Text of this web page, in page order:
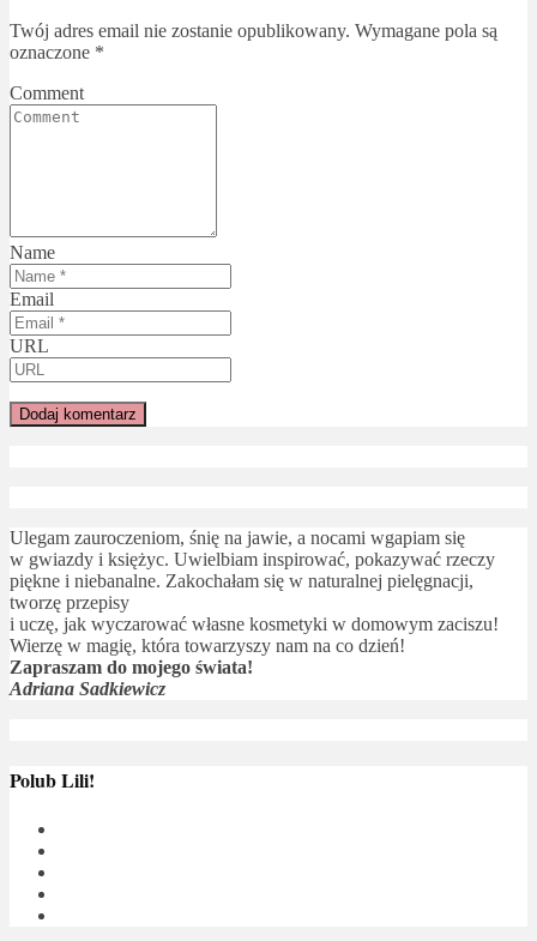
Twój adres email nie zostanie opublikowany. Wymagane pola są
oznaczone *
Comment
Name
Email
URL
Ulegam zauroczeniom, śnię na jawie, a nocami wgapiam się
w gwiazdy i księżyc. Uwielbiam inspirować, pokazywać rzeczy
piękne i niebanalne. Zakochałam się w naturalnej pielęgnacji,
tworzę przepisy
i uczę, jak wyczarować własne kosmetyki w domowym zaciszu!
Wierzę w magię, która towarzyszy nam na co dzień!
Zapraszam do mojego świata!
Adriana Sadkiewicz
Polub Lili!